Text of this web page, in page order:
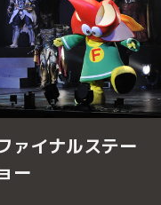
ァイナルステー
ー